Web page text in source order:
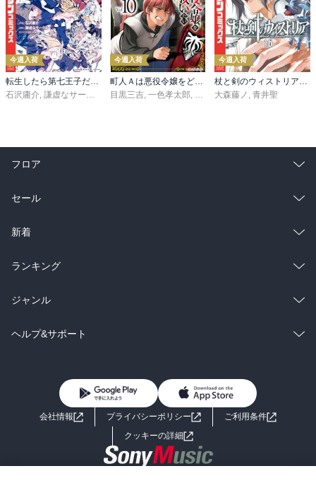
今週入荷
転生したら第七王子だったので、気ままに魔術を極めます（２４）
石沢庸介, 謙虚なサークル メル。
今週入荷
町人Ａは悪役令嬢をどうしても救いたい ～どぶと空と氷の姫君～１０【電子書店共通特典イラスト付】
目黒三吉, 一色孝太郎, Parum
今週入荷
杖と剣のウィストリア（１６）
大森藤ノ , 青井聖
フロア
総合
ラノベ
雑誌・グラビア
BL・TL
セール
総合
ラノベ
雑誌・グラビア
BL・TL
新着
総合
ラノベ
雑誌・グラビア
ランキング
総合
ラノベ
ジャンル
コミック
ライトノベル 男子向けラノベ
小説
海外小説
ヘルプ&サポート
よくあるご質問 お問い合わせ
会社情報 プライバシーポリシー
ご利用条件
クッキーの詳細